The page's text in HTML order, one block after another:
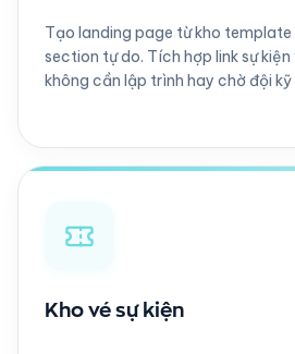
Tạo landing page từ kho
section tự do. Tích hợp link sự
không cần lập trình hay chờ đội
Kho vé sự kiện